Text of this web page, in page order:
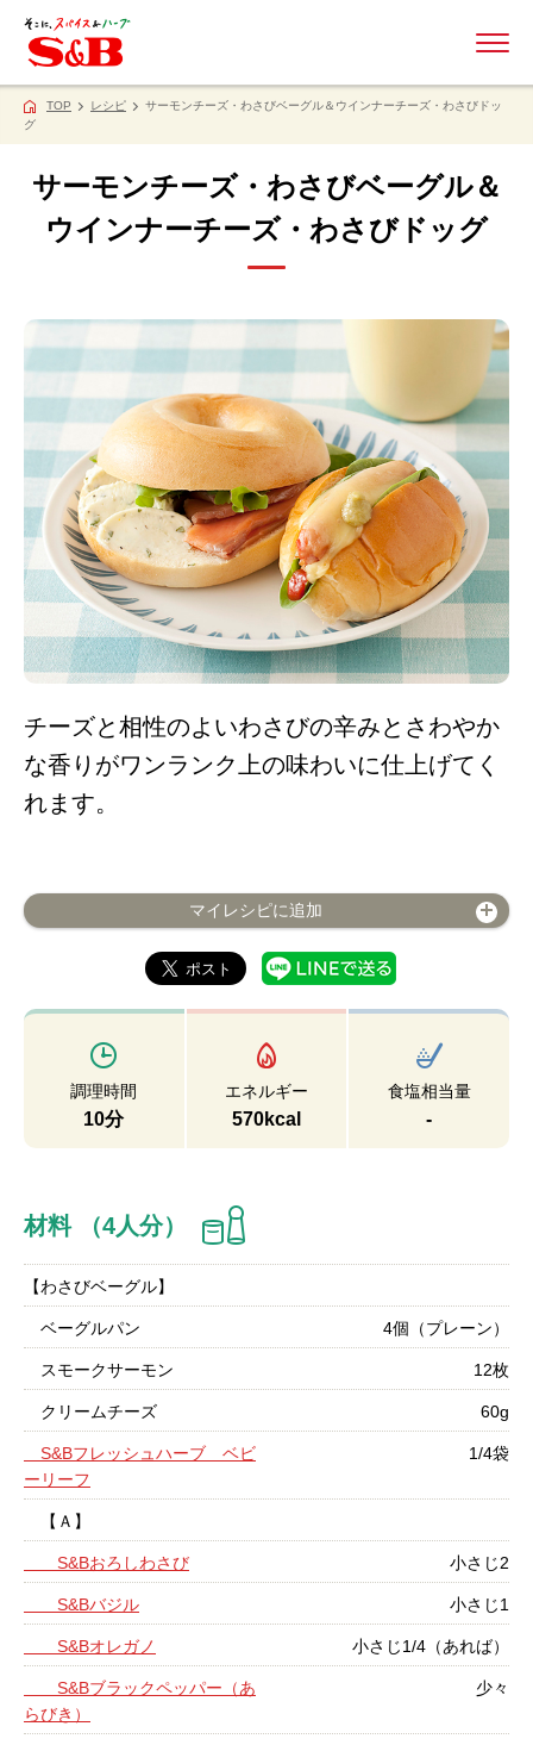
TOP レシピ
サーモンチーズ・わさびベーグル＆ウインナーチーズ・わさびドッ
グ
サーモンチーズ・わさびベーグル＆
ウインナーチーズ・わさびドッグ
チーズと相性のよいわさびの辛みとさわやか
な香りがワンランク上の味わいに仕上げてく
れます。
マイレシピに追加
調理時間
10分
エネルギー
570kcal
食塩相当量
-
材料 （4人分）
【わさびベーグル】
ベーグルパン 4個（プレーン）
スモークサーモン 12枚
クリームチーズ 60g
S&Bフレッシュハーブ ベビ
ーリーフ
1/4袋
【Ａ】
S&Bおろしわさび 小さじ2
S&Bバジル 小さじ1
S&Bオレガノ 小さじ1/4（あれば）
S&Bブラックペッパー（あ
らびき）
少々